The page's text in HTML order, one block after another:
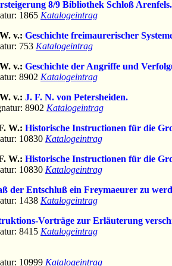
8/9 Bibliothek Schloß Arenfels.
1865 Katalogeintrag
v.: Geschichte freimaurerischer
753 Katalogeintrag
v.: Geschichte der Angriffe und
8902 Katalogeintrag
v.: J. F. N. von Petersheiden.
8902 Katalogeintrag
W.: Historische Instructionen für die
10830 Katalogeintrag
W.: Historische Instructionen für die
10830 Katalogeintrag
der Entschluß ein Freymaeurer zu
1438 Katalogeintrag
Vorträge zur Erläuterung
8415 Katalogeintrag
10999 Katalogeintrag